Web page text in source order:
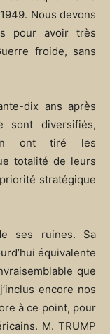
Nous devons
pour avoir très
froide, sans
dix ans après
sont diversifiés,
en ont tiré les
totalité de leurs
stratégique
ses ruines. Sa
équivalente
que
encore nos
à ce point, pour
M. TRUMP